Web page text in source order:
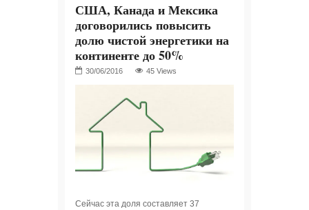
США, Канада и Мексика
договорились повысить
долю чистой энергетики на
континенте до 50%
45 Views
Сейчас эта доля составляет 37